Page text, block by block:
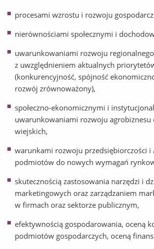
procesami wzrostu i rozwoju
nierównościami społecznymi i
uwarunkowaniami rozwoju
z uwzględnieniem aktualnych
(konkurencyjność, spójność
rozwój zrównoważony),
społeczno-ekonomicznymi i
uwarunkowaniami rozwoju agrobiznesu
wiejskich,
warunkami rozwoju przedsiębiorczości i
podmiotów do nowych wymagań
skutecznością zastosowania narzędzi i
marketingowych oraz zarządzaniem
w firmach oraz sektorze publicznym,
efektywnością gospodarowania, oceną
podmiotów gospodarczych, oceną